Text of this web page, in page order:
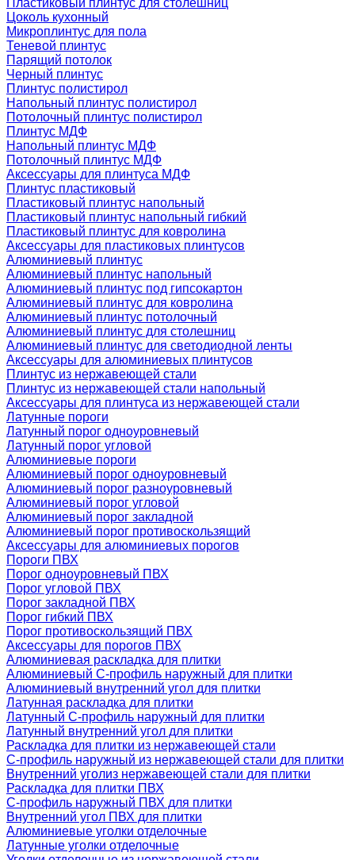
Пластиковый плинтус для столешниц
Цоколь кухонный
Микроплинтус для пола
Теневой плинтус
Парящий потолок
Черный плинтус
Плинтус полистирол
Напольный плинтус полистирол
Потолочный плинтус полистирол
Плинтус МДФ
Напольный плинтус МДФ
Потолочный плинтус МДФ
Аксессуары для плинтуса МДФ
Плинтус пластиковый
Пластиковый плинтус напольный
Пластиковый плинтус напольный гибкий
Пластиковый плинтус для ковролина
Аксессуары для пластиковых плинтусов
Алюминиевый плинтус
Алюминиевый плинтус напольный
Алюминиевый плинтус под гипсокартон
Алюминиевый плинтус для ковролина
Алюминиевый плинтус потолочный
Алюминиевый плинтус для столешниц
Алюминиевый плинтус для светодиодной ленты
Аксессуары для алюминиевых плинтусов
Плинтус из нержавеющей стали
Плинтус из нержавеющей стали напольный
Аксессуары для плинтуса из нержавеющей стали
Латунные пороги
Латунный порог одноуровневый
Латунный порог угловой
Алюминиевые пороги
Алюминиевый порог одноуровневый
Алюминиевый порог разноуровневый
Алюминиевый порог угловой
Алюминиевый порог закладной
Алюминиевый порог противоскользящий
Аксессуары для алюминиевых порогов
Пороги ПВХ
Порог одноуровневый ПВХ
Порог угловой ПВХ
Порог закладной ПВХ
Порог гибкий ПВХ
Порог противоскользящий ПВХ
Аксессуары для порогов ПВХ
Алюминиевая раскладка для плитки
Алюминиевый С-профиль наружный для плитки
Алюминиевый внутренний угол для плитки
Латунная раскладка для плитки
Латунный С-профиль наружный для плитки
Латунный внутренний угол для плитки
Раскладка для плитки из нержавеющей стали
С-профиль наружный из нержавеющей стали для плитки
Внутренний уголиз нержавеющей стали для плитки
Раскладка для плитки ПВХ
С-профиль наружный ПВХ для плитки
Внутренний угол ПВХ для плитки
Алюминиевые уголки отделочные
Латунные уголки отделочные